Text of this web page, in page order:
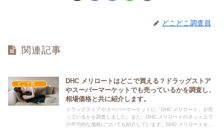
どこどこ調査員
関連記事
DHC メリロートはどこで買える？ドラッグストア
やスーパーマーケットでも売っているかを調査し、
相場価格と共に紹介します。
ドラッグストアやスーパーマーケットに「DHC メリロート」が売
っているかを調査しました。また、DHC メリロートのネット上で
の平均的な価格についても紹介しています。DHC メリロートを購